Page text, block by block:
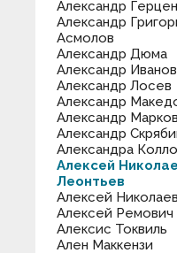
Александр Герцен
Александр
Асмолов
Александр Дюма
Александр
Александр Лосев
Александр
Александр Марков
Александр
Александра
Алексей
Леонтьев
Алексей
Алексей Ремович
Алексис Токвиль
Ален Маккензи